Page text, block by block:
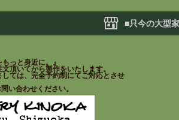
■只今の大型
もっと身近に。』
頂いてから製作をいたします。
しては、完全予約制にてご対応とさせ
い合わせください。